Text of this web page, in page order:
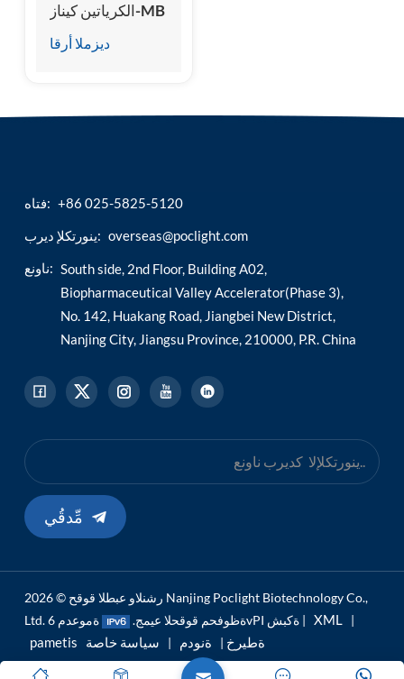
الكرياتين كيناز-MB
ديزملا أرقا
فتاه: +86 025-5825-5120
ينورتكلإ ديرب: overseas@poclight.com
ناونع: South side, 2nd Floor, Building A02,
Biopharmaceutical Valley Accelerator(Phase 3),
No. 142, Huakang Road, Jiangbei New District,
Nanjing City, Jiangsu Province, 210000, P.R. China
مِّدقُي
رشنلاو عبطلا قوقح © 2026 Nanjing Poclight Biotechnology Co.,
Ltd. ةظوفحم قوقحلا عيمج.
ةموعدم 6vPI ةكبش | XML |
pametis ةطيرخ | ةنودم | سياسة خاصة